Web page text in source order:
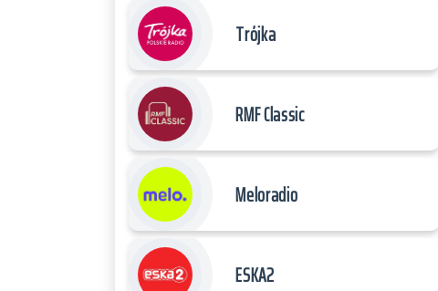
Trójka
RMF Classic
Meloradio
ESKA2